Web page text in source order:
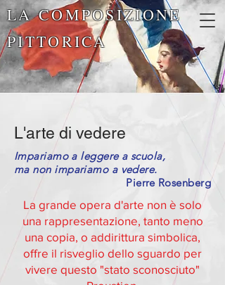
LA COMPOSIZIONE
PITTORICA
L'arte di vedere
Impariamo a leggere a scuola,
ma non impariamo a vedere.
Pierre Rosenberg
La grande opera d'arte non è solo
una rappresentazione, tanto meno
una copia, o addirittura simbolica,
offre il risveglio dello sguardo per
vivere questo "stato sconosciuto"